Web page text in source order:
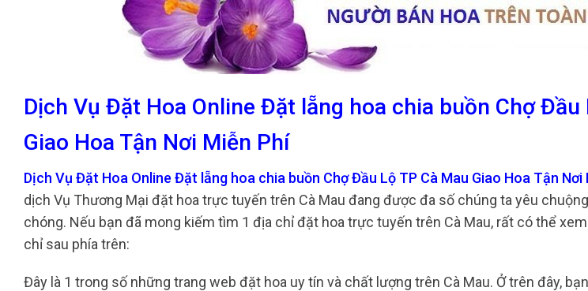
Dịch Vụ Đặt Hoa Online Đặt lẵng hoa chia buồn Chợ Đầu
Giao Hoa Tận Nơi Miễn Phí
Dịch Vụ Đặt Hoa Online Đặt lẵng hoa chia buồn Chợ Đầu Lộ TP Cà Mau Giao Hoa Tận Nơi
dịch Vụ Thương Mại đặt hoa trực tuyến trên Cà Mau đang được đa số chúng ta yêu
chóng. Nếu bạn đã mong kiếm tìm 1 địa chỉ đặt hoa trực tuyến trên Cà Mau, rất có thể
chỉ sau phía trên:
Đây là 1 trong số những trang web đặt hoa uy tín và chất lượng trên Cà Mau. Ở trên đây,